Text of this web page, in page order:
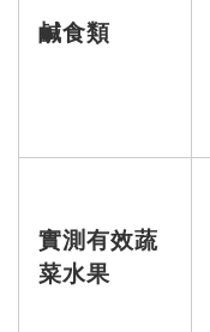
鹹食類
實測有效蔬
菜水果